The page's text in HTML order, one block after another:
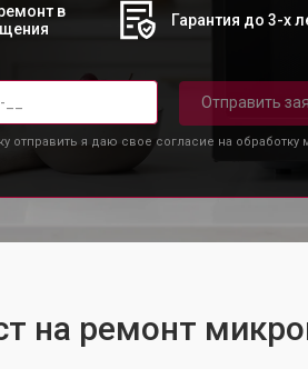
в
Гарантия до 3-х
Отправить
отправить я даю свое согласие на обработку
на ремонт